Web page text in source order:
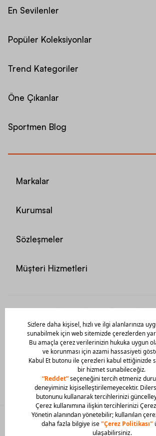
En Sevilenler
Popüler Koleksiyonlar
Trend Kategoriler
Öne Çıkanlar
Sportmen Blog
Markalar
Kurumsal
Sözleşmeler
Müşteri Hizmetleri
Mobil Uygulamamızı